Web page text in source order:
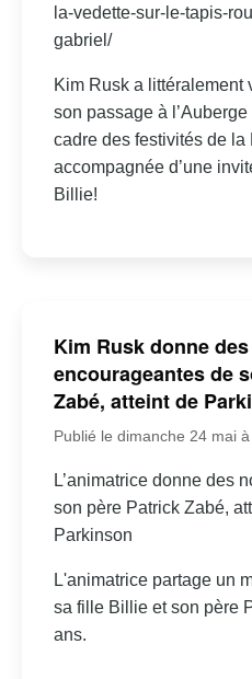
la-vedette-sur-le-tapis-
gabriel/
Kim Rusk a littéralement
son passage à
cadre des festivités de
accompagnée d’une
Billie!
Kim Rusk donne
encourageantes de
Zabé, atteint de
Publié le dimanche 24 mai
L’animatrice donne des
son père Patrick Zabé,
Parkinson
L'animatrice partage un
sa fille Billie et son père
ans.